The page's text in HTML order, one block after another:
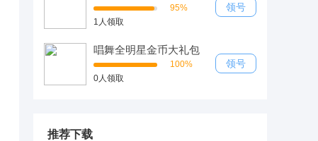
包
95%
1人领取
领号
唱舞全明星金币大礼包
100%
0人领取
领号
推荐下载